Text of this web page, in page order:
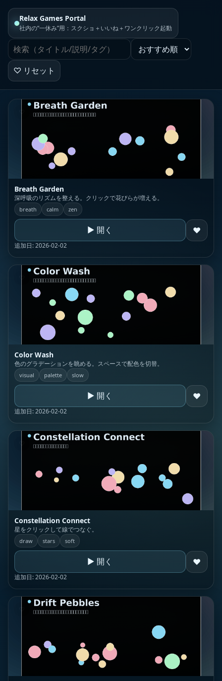
Relax Games Portal
社内の“一休み”用：スクショ＋いいね＋ワンクリック起動
♡ リセット
Breath Garden
深呼吸のリズムを整える。クリックで花びらが増える。
breath calm zen
▶ 開く ♥
追加日: 2026-02-02
Color Wash
色のグラデーションを眺める。スペースで配色を切替。
visual palette slow
▶ 開く ♥
追加日: 2026-02-02
Constellation Connect
星をクリックして線でつなぐ。
draw stars soft
▶ 開く ♥
追加日: 2026-02-02